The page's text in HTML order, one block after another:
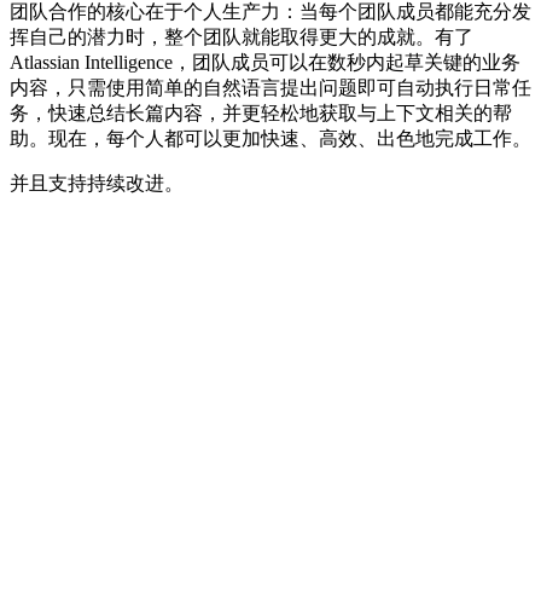
团队合作的核心在于个人生产力：当每个团队成员都能充分发
挥自己的潜力时，整个团队就能取得更大的成就。有了
Atlassian Intelligence，团队成员可以在数秒内起草关键的业务
内容，只需使用简单的自然语言提出问题即可自动执行日常任
务，快速总结长篇内容，并更轻松地获取与上下文相关的帮
助。现在，每个人都可以更加快速、高效、出色地完成工作。
并且支持持续改进。